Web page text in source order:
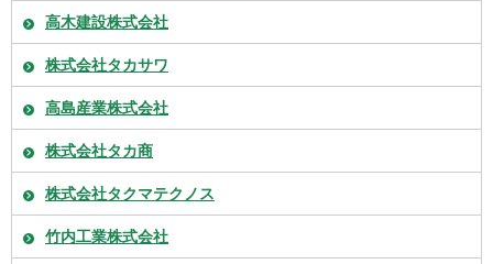
高木建設株式会社
株式会社タカサワ
高島産業株式会社
株式会社タカ商
株式会社タクマテクノス
竹内工業株式会社